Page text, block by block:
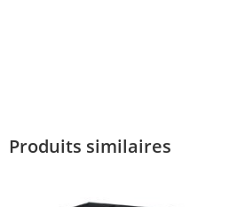
Produits similaires